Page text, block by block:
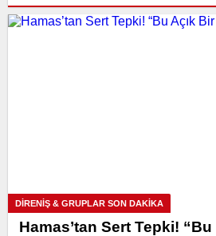
DİRENİŞ & GRUPLAR SON DAKİKA
Hamas’tan Sert Tepki!